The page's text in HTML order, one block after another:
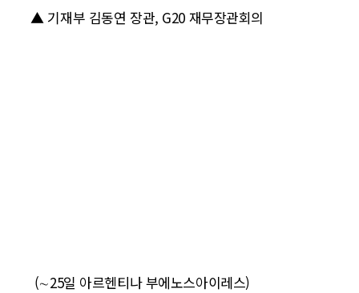
▲ 기재부 김동연 장관, G20 재무장관회의
(∼25일 아르헨티나 부에노스아이레스)